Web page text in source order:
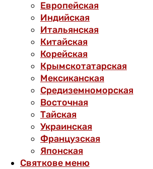
Европейская
Индийская
Итальянская
Китайская
Корейская
Крымскотатарская
Мексиканская
Средиземноморская
Восточная
Тайская
Украинская
Французская
Японская
Святкове меню